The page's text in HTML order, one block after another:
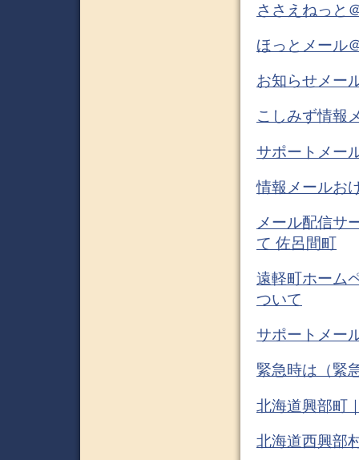
ささえねっと
ほっとメール
お知らせメー
こしみず情報
サポートメー
情報メールお
メール配信サ
て 佐呂間町
遠軽町ホーム
ついて
サポートメー
緊急時は（緊
北海道興部町
北海道西興部